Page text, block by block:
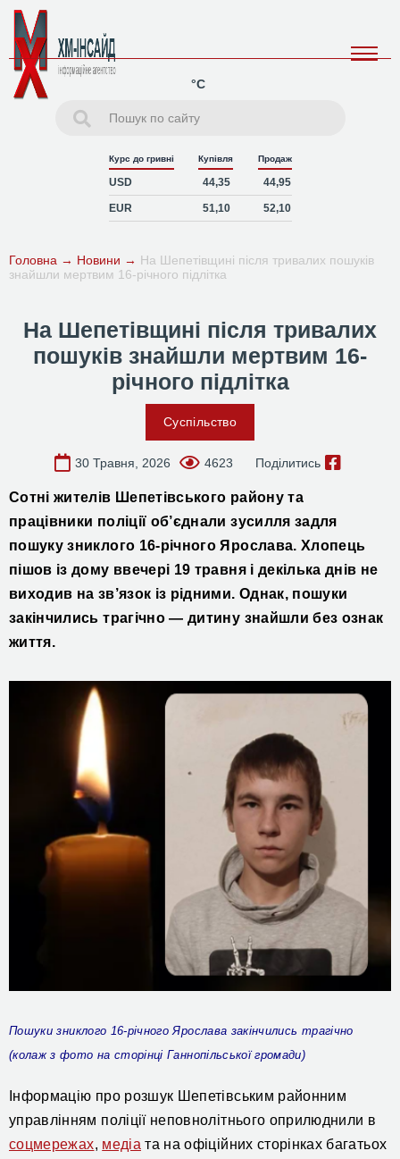
°C
Курс до гривні Купівля Продаж
USD 44,35 44,95
EUR 51,10 52,10
Головна → Новини → На Шепетівщині після тривалих пошуків
знайшли мертвим 16-річного підлітка
На Шепетівщині після тривалих
пошуків знайшли мертвим 16-
річного підлітка
Суспільство
30 Травня, 2026 4623 Поділитись
Сотні жителів Шепетівського району та
працівники поліції об’єднали зусилля задля
пошуку зниклого 16-річного Ярослава. Хлопець
пішов із дому ввечері 19 травня і декілька днів не
виходив на зв’язок із рідними. Однак, пошуки
закінчились трагічно — дитину знайшли без ознак
життя.
Пошуки зниклого 16-річного Ярослава закінчились трагічно
(колаж з фото на сторінці Ганнопільської громади)
Інформацію про розшук Шепетівським районним
управлінням поліції неповнолітнього оприлюднили в
соцмережах, медіа та на офіційних сторінках багатьох